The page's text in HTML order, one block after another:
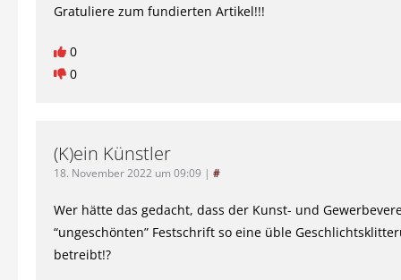
Gratuliere zum fundierten Artikel!!!
0
0
(K)ein Künstler
18. November 2022 um 09:09 | #
Wer hätte das gedacht, dass der Kunst- und
“ungeschönten” Festschrift so eine üble
betreibt!?